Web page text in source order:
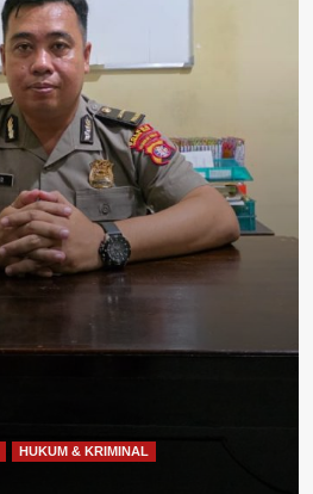
HUKUM & KRIMINAL